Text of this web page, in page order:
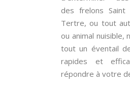
des frelons Saint
Tertre, ou tout
ou animal nuisible,
tout un éventail
rapides et
répondre à votre